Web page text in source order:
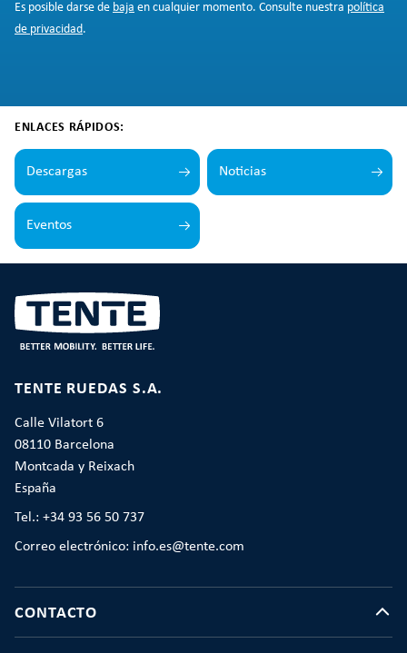
Es posible darse de baja en cualquier momento. Consulte nuestra política
de privacidad.
ENLACES RÁPIDOS:
Descargas Noticias
Eventos
TENTE RUEDAS S.A.
Calle Vilatort 6
08110 Barcelona
Montcada y Reixach
España
Tel.: +34 93 56 50 737
Correo electrónico: info.es@tente.com
CONTACTO